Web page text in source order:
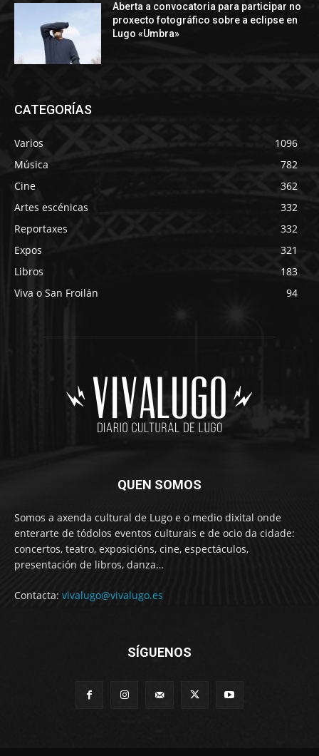
Aberta a convocatoria para participar no
proxecto fotográfico sobre a eclipse en
Lugo «Umbra»
CATEGORÍAS
Varios
1096
Música
782
Cine
362
Artes escénicas
332
Reportaxes
332
Expos
321
Libros
183
Viva o San Froilán
94
QUEN SOMOS
Somos a axenda cultural de Lugo e o medio dixital onde
enterarte de tódolos eventos culturais e de ocio da cidade:
concertos, teatro, exposicións, cine, espectáculos,
presentación de libros, danza…
Contacta: vivalugo@vivalugo.es
SÍGUENOS